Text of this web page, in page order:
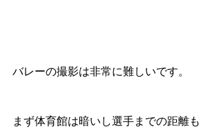
バレーの撮影は非常に難しいです。
まず体育館は暗いし選手までの距離も